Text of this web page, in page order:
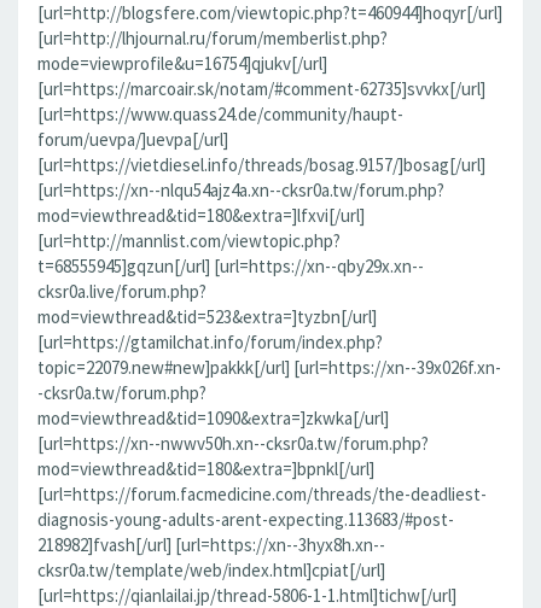
[url=http://blogsfere.com/viewtopic.php?t=460944]hoqyr[/url]
[url=http://lhjournal.ru/forum/memberlist.php?
mode=viewprofile&u=16754]qjukv[/url]
[url=https://marcoair.sk/notam/#comment-62735]svvkx[/url]
[url=https://www.quass24.de/community/haupt-
forum/uevpa/]uevpa[/url]
[url=https://vietdiesel.info/threads/bosag.9157/]bosag[/url]
[url=https://xn--nlqu54ajz4a.xn--cksr0a.tw/forum.php?
mod=viewthread&tid=180&extra=]lfxvi[/url]
[url=http://mannlist.com/viewtopic.php?
t=68555945]gqzun[/url] [url=https://xn--qby29x.xn--
cksr0a.live/forum.php?
mod=viewthread&tid=523&extra=]tyzbn[/url]
[url=https://gtamilchat.info/forum/index.php?
topic=22079.new#new]pakkk[/url] [url=https://xn--39x026f.xn-
-cksr0a.tw/forum.php?
mod=viewthread&tid=1090&extra=]zkwka[/url]
[url=https://xn--nwwv50h.xn--cksr0a.tw/forum.php?
mod=viewthread&tid=180&extra=]bpnkl[/url]
[url=https://forum.facmedicine.com/threads/the-deadliest-
diagnosis-young-adults-arent-expecting.113683/#post-
218982]fvash[/url] [url=https://xn--3hyx8h.xn--
cksr0a.tw/template/web/index.html]cpiat[/url]
[url=https://qianlailai.jp/thread-5806-1-1.html]tichw[/url]